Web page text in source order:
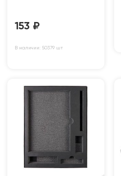
153 ₽
В наличии: 50379 шт